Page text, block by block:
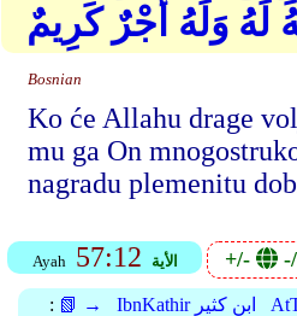
لَهُ وَلَهُ أَجْرٌ كَرِيمٌ
Bosnian
Ko će Allahu drage
mu ga On
nagradu plemenitu
Ayah 57:12 الأية +/-
: 📗 → IbnKathir ابن كثير